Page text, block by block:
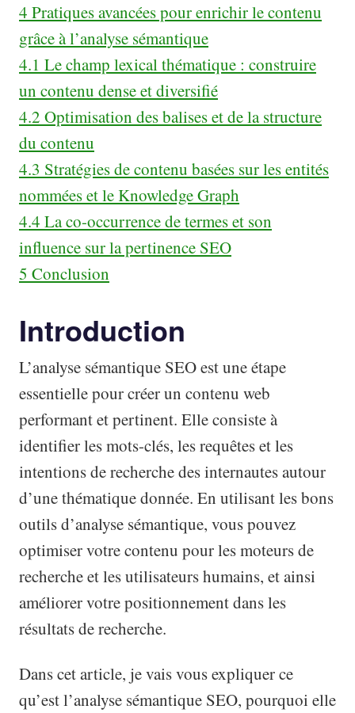
4 Pratiques avancées pour enrichir le contenu
grâce à l’analyse sémantique
4.1 Le champ lexical thématique : construire
un contenu dense et diversifié
4.2 Optimisation des balises et de la structure
du contenu
4.3 Stratégies de contenu basées sur les entités
nommées et le Knowledge Graph
4.4 La co-occurrence de termes et son
influence sur la pertinence SEO
5 Conclusion
Introduction
L’analyse sémantique SEO est une étape
essentielle pour créer un contenu web
performant et pertinent. Elle consiste à
identifier les mots-clés, les requêtes et les
intentions de recherche des internautes autour
d’une thématique donnée. En utilisant les bons
outils d’analyse sémantique, vous pouvez
optimiser votre contenu pour les moteurs de
recherche et les utilisateurs humains, et ainsi
améliorer votre positionnement dans les
résultats de recherche.
Dans cet article, je vais vous expliquer ce
qu’est l’analyse sémantique SEO, pourquoi elle